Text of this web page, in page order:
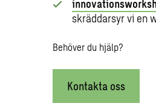
skräddarsyr vi en
Behöver du hjälp?
Kontakta oss